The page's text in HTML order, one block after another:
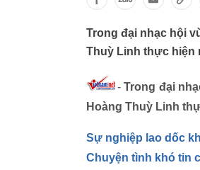
Trong đại nhạc hội
Thuỳ Linh thực hiện
-Trong đại
Hoàng Thuỳ Linh
Sự nghiệp lao dốc
Chuyện tình khó tin